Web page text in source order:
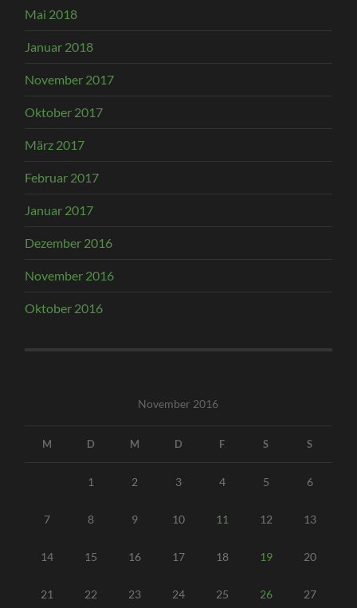
Mai 2018
Januar 2018
November 2017
Oktober 2017
März 2017
Februar 2017
Januar 2017
Dezember 2016
November 2016
Oktober 2016
November 2016
M D M D F S S
1 2 3 4 5 6
7 8 9 10 11 12 13
14 15 16 17 18 19 20
21 22 23 24 25 26 27